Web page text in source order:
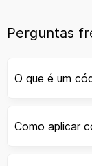
Perguntas
O que é um
Como aplicar